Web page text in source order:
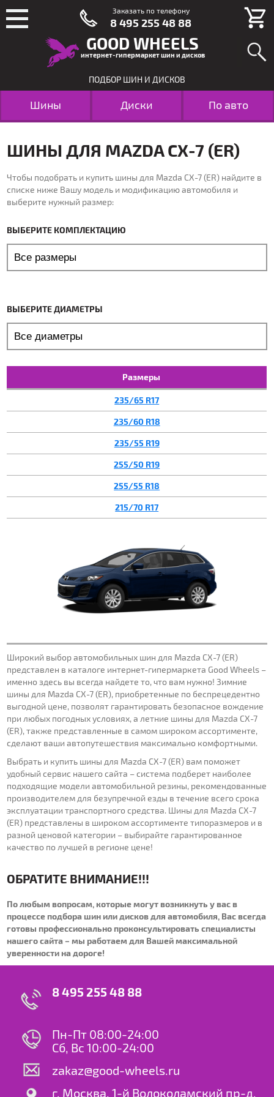
GOOD WHEELS
интернет-гипермаркет шин и дисков
ПОДБОР ШИН И ДИСКОВ
Шины Диски По авто
ШИНЫ ДЛЯ MAZDA CX-7 (ER)
Чтобы подобрать и купить шины для Mazda CX-7 (ER) найдите в
списке ниже Вашу модель и модификацию автомобиля и
выберите нужный размер:
ВЫБЕРИТЕ КОМПЛЕКТАЦИЮ
ВЫБЕРИТЕ ДИАМЕТРЫ
Размеры
235/65 R17
235/60 R18
235/55 R19
255/50 R19
255/55 R18
215/70 R17
Широкий выбор автомобильных шин для Mazda CX-7 (ER)
представлен в каталоге интернет-гипермаркета Good Wheels –
именно здесь вы всегда найдете то, что вам нужно! Зимние
шины для Mazda CX-7 (ER), приобретенные по беспрецедентно
выгодной цене, позволят гарантировать безопасное вождение
при любых погодных условиях, а летние шины для Mazda CX-7
(ER), также представленные в самом широком ассортименте,
сделают ваши автопутешествия максимально комфортными.
Выбрать и купить шины для Mazda CX-7 (ER) вам поможет
удобный сервис нашего сайта – система подберет наиболее
подходящие модели автомобильной резины, рекомендованные
производителем для безупречной езды в течение всего срока
эксплуатации транспортного средства. Шины для Mazda CX-7
(ER) представлены в широком ассортименте типоразмеров и в
разной ценовой категории – выбирайте гарантированное
качество по лучшей в регионе цене!
ОБРАТИТЕ ВНИМАНИЕ!!!
По любым вопросам, которые могут возникнуть у вас в
процессе подбора шин или дисков для автомобиля, Вас всегда
готовы профессионально проконсультировать специалисты
нашего сайта – мы работаем для Вашей максимальной
уверенности на дороге!
8 495 255 48 88
Пн-Пт 08:00-24:00
Сб, Вс 10:00-24:00
zakaz@good-wheels.ru
г. Москва, 1-й Волоколамский пр-д,
Заказать по телефону
8 495 255 48 88